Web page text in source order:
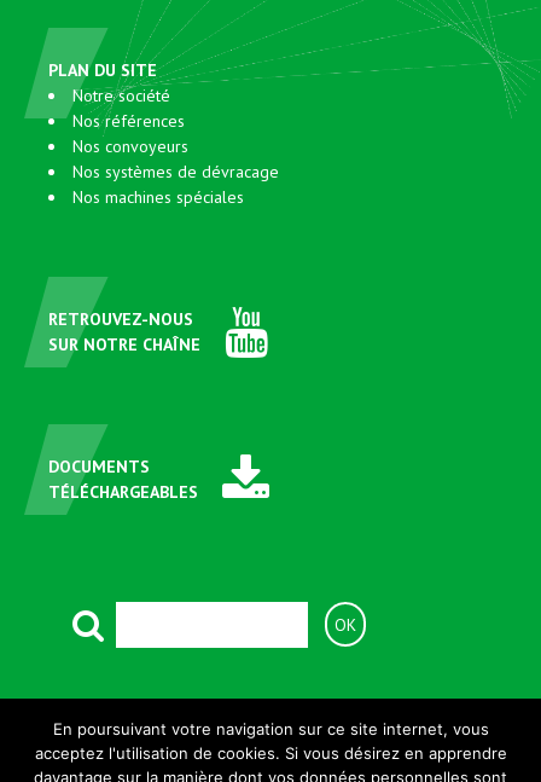
PLAN DU SITE
Notre société
Nos références
Nos convoyeurs
Nos systèmes de dévracage
Nos machines spéciales
RETROUVEZ-NOUS
SUR NOTRE CHAÎNE
DOCUMENTS
TÉLÉCHARGEABLES
+33 (0)381 699 820
En poursuivant votre navigation sur ce site internet, vous
acceptez l'utilisation de cookies. Si vous désirez en apprendre
davantage sur la manière dont vos données personnelles sont